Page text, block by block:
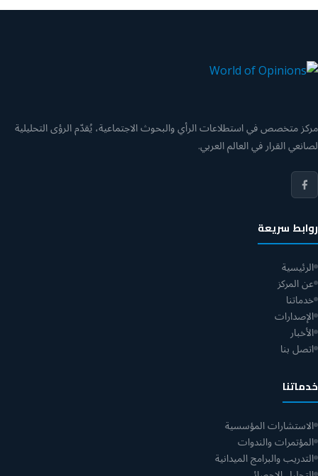
مركز متخصص في استطلاعات الرأي والبحوث الاجتماعية، يُقدّم الرؤى التحليلية
لصانعي القرار في العالم العربي.
روابط سريعة
الرئيسية
عن المركز
خدماتنا
الإصدارات
الأخبار
اتصل بنا
خدماتنا
الاستشارات المؤسسية
المؤتمرات والندوات
التدريب والبرامج الميدانية